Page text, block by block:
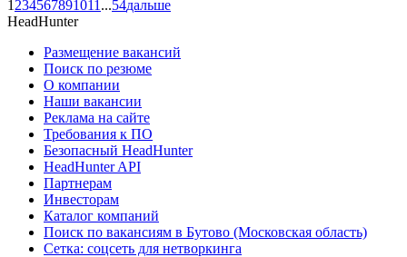
1 234567891011 ...54дальше
HeadHunter
Размещение вакансий
Поиск по резюме
О компании
Наши вакансии
Реклама на сайте
Требования к ПО
Безопасный HeadHunter
HeadHunter API
Партнерам
Инвесторам
Каталог компаний
Поиск по вакансиям в Бутово (Московская область)
Сетка: соцсеть для нетворкинга